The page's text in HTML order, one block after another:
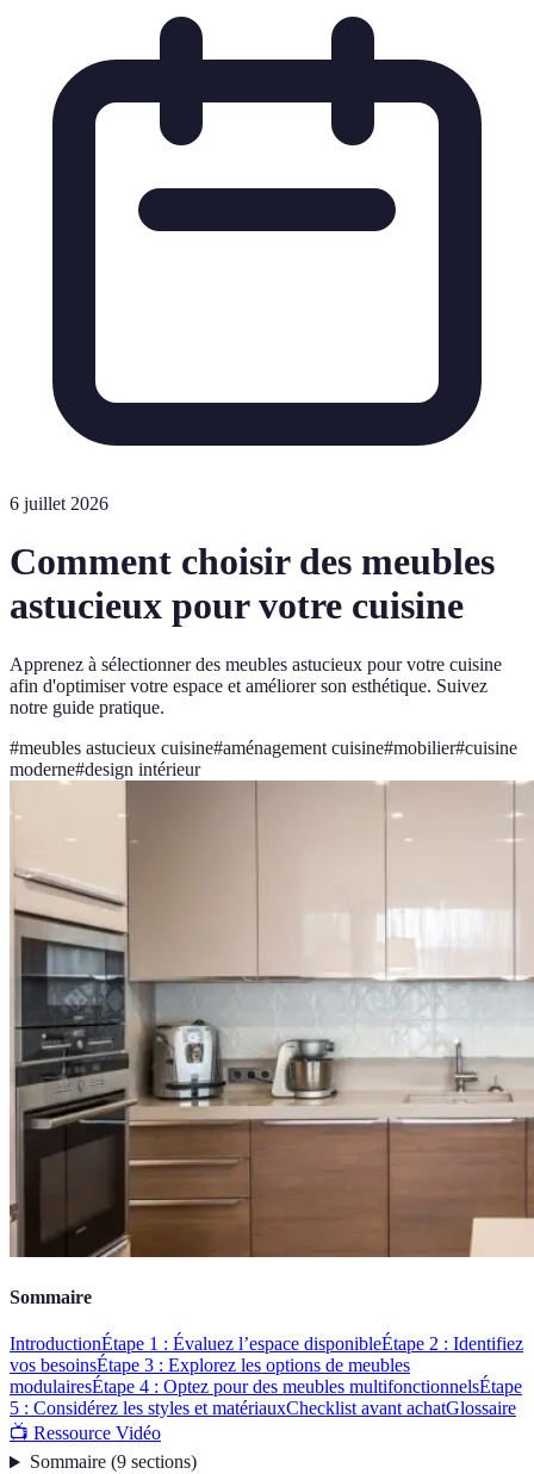
6 juillet 2026
Comment choisir des meubles
astucieux pour votre cuisine
Apprenez à sélectionner des meubles astucieux pour votre cuisine
afin d'optimiser votre espace et améliorer son esthétique. Suivez
notre guide pratique.
#meubles astucieux cuisine#aménagement cuisine#mobilier#cuisine
moderne#design intérieur
Sommaire
IntroductionÉtape 1 : Évaluez l’espace disponibleÉtape 2 : Identifiez
vos besoinsÉtape 3 : Explorez les options de meubles
modulairesÉtape 4 : Optez pour des meubles multifonctionnelsÉtape
5 : Considérez les styles et matériauxChecklist avant achatGlossaire
📺 Ressource Vidéo
Sommaire(9 sections)